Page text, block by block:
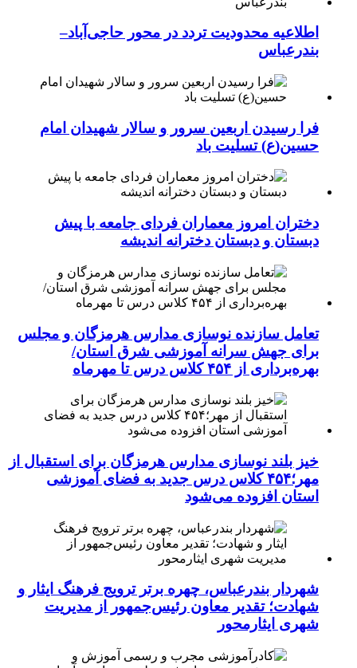
اطلاعیه محدودیت تردد در محور حاجی‌آباد–
بندرعباس
فرا رسیدن اربعین سرور و سالار شهیدان امام
حسین(ع) تسلیت باد
دختران امروز معماران فردای جامعه با پیش
دبستان و دبستان دخترانه اندیشه
تعامل سازنده نوسازی مدارس هرمزگان و مجلس
برای جهش سرانه آموزشی شرق استان/
بهره‌برداری از ۴۵۴ کلاس درس تا مهرماه
خیز بلند نوسازی مدارس هرمزگان برای استقبال از
مهر؛۴۵۴ کلاس درس جدید به فضای آموزشی
استان افزوده می‌شود
شهردار بندرعباس، چهره برتر ترویج فرهنگ ایثار و
شهادت؛ تقدیر معاون رئیس‌جمهور از مدیریت
شهری ایثارمحور